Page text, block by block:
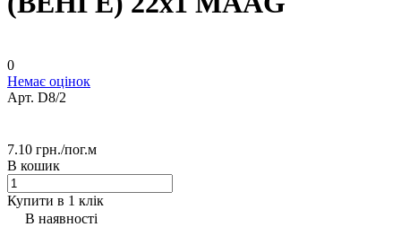
0
Немає оцінок
Арт. D8/2
7.10 грн./пог.м
В кошик
Купити в 1 клік
В наявності